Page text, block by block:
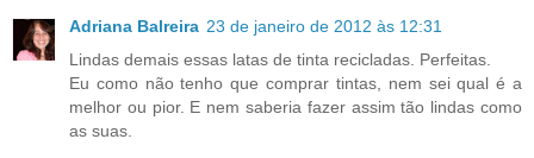
Adriana Balreira 23 de janeiro de 2012 às 12:31
Lindas demais essas latas de tinta recicladas. Perfeitas.
Eu como não tenho que comprar tintas, nem sei qual é a
melhor ou pior. E nem saberia fazer assim tão lindas como
as suas.